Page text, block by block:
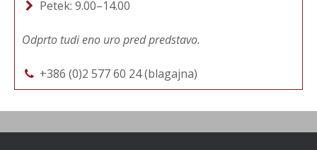
Petek: 9.00–14.00
Odprto tudi eno uro pred predstavo.
+386 (0)2 577 60 24 (blagajna)